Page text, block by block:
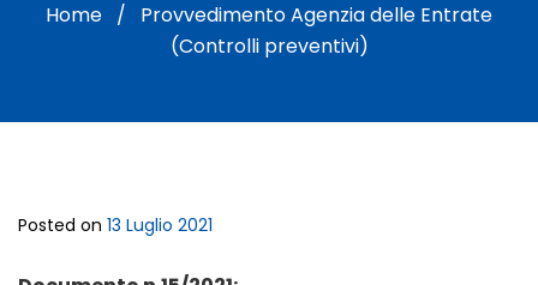
Home / Provvedimento Agenzia delle Entrate
(Controlli preventivi)
Posted on 13 Luglio 2021